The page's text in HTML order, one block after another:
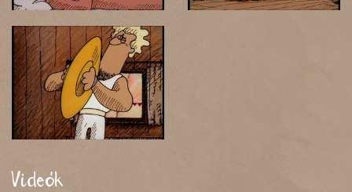
Videók